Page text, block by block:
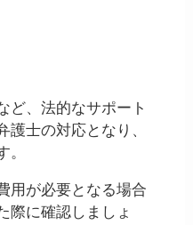
ど、法的なサポート
護士の対応となり、
。
用が必要となる場合
際に確認しましょ